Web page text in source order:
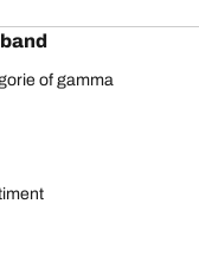
of gamma